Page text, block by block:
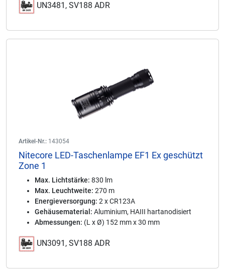
UN3481, SV188 ADR
Artikel-Nr.: 143054
Nitecore LED-Taschenlampe EF1 Ex geschützt
Zone 1
Max. Lichtstärke: 830 lm
Max. Leuchtweite: 270 m
Energieversorgung: 2 x CR123A
Gehäusematerial: Aluminium, HAIII hartanodisiert
Abmessungen: (L x Ø) 152 mm x 30 mm
UN3091, SV188 ADR